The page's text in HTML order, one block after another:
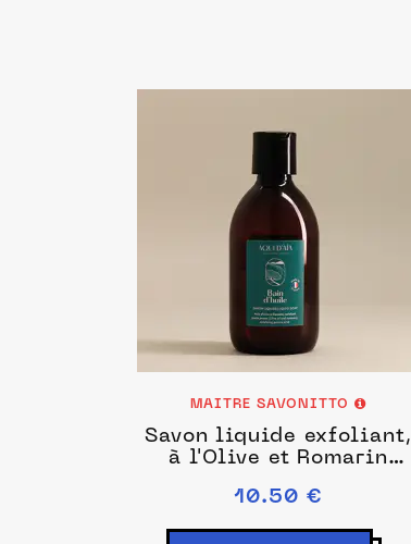
MAITRE SAVONITTO
Savon liquide exfoliant,
à l'Olive et Romarin
10.50 €